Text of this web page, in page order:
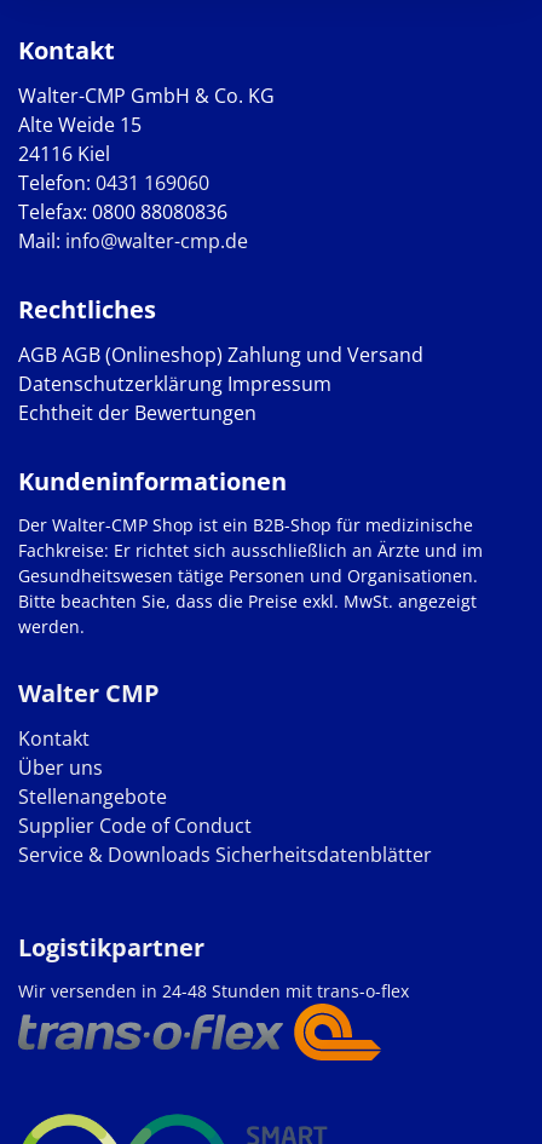
Kontakt
Walter-CMP GmbH & Co. KG
Alte Weide 15
24116 Kiel
Telefon: 0431 169060
Telefax: 0800 88080836
Mail: info@walter-cmp.de
Rechtliches
AGBAGB (Onlineshop) Zahlung und Versand
Datenschutzerklärung Impressum
Echtheit der Bewertungen
Walter CMP
Kontakt
Über uns
Stellenangebote
Supplier Code of Conduct
Service & Downloads Sicherheitsdatenblätter
Kundeninformationen
Der Walter-CMP Shop ist ein B2B-Shop für medizinische
Fachkreise: Er richtet sich ausschließlich an Ärzte und im
Gesundheitswesen tätige Personen und Organisationen.
Bitte beachten Sie, dass die Preise exkl. MwSt. angezeigt
werden.
Logistikpartner
Wir versenden in 24-48 Stunden mit trans-o-flex